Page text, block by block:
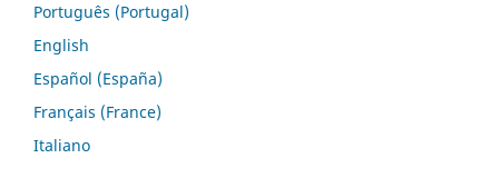
Português (Portugal)
English
Español (España)
Français (France)
Italiano